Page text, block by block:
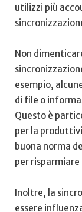
utilizzi più
Non
esempio,
⁤di file o
Questo è
per la
buona norma
per risparmiare
Inoltre, la
essere